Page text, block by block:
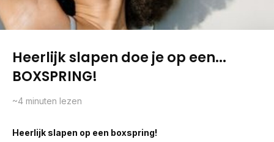
Heerlijk slapen doe je op een...
BOXSPRING!
~4 minuten lezen
Heerlijk slapen op een boxspring!